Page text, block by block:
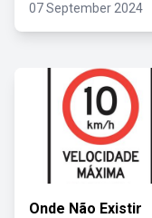
07 September 2024
Onde Não Existir